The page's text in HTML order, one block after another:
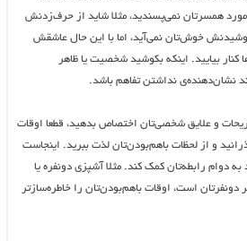
همسرتان نمی‌پسندید، مثلا شاید از حرف‌زدنش
خوش‌تان نمی‌آید، اما با این‌ حال عاشقش
کنار بیایید. اینکه بکوشید شخصیت یا ظاهر
نشان‌دهنده‌ی نداشتن تفاهم باشد.
و علایق شخصی‌تان اختصاص بدهید، قطعا اوقات
و از لحظات باهم‌بودن‌تان لذت ببرید. اینجاست
دوام رابطه‌تان کمک کند. مثلا آشپزی‌‌ دونفره یا
دونفرتان است، اوقات باهم‌بودن‌تان را خاطره‌سازتر